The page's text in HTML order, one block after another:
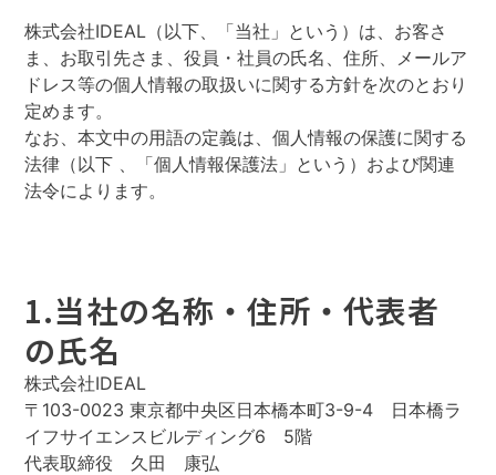
株式会社IDEAL（以下、「当社」という）は、お客さ
ま、お取引先さま、役員・社員の氏名、住所、メールア
ドレス等の個人情報の取扱いに関する方針を次のとおり
定めます。
なお、本文中の用語の定義は、個人情報の保護に関する
法律（以下 、「個人情報保護法」という）および関連
法令によります。
1.当社の名称・住所・代表者
の氏名
株式会社IDEAL
〒103-0023 東京都中央区日本橋本町3-9-4 日本橋ラ
イフサイエンスビルディング6 5階
代表取締役 久田 康弘